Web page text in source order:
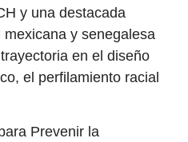
y una destacada
y senegalesa
en el diseño
el perfilamiento racial
Prevenir la